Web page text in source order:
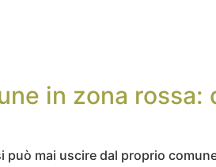
in zona rossa:
può mai uscire dal proprio